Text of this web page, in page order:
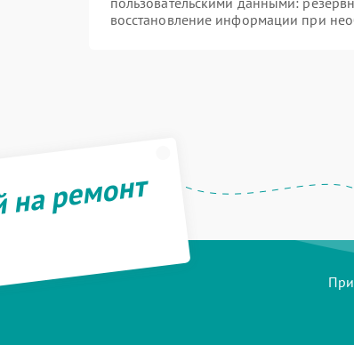
восстановление информации при
ремонт